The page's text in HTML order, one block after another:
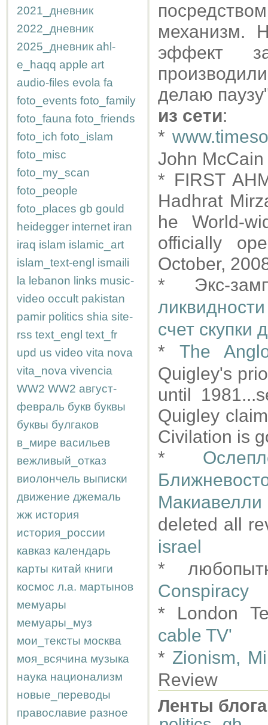
2021_дневник
2022_дневник
2025_дневник ahl-
e_haqq apple art
audio-files evola fa
foto_events foto_family
foto_fauna foto_friends
foto_ich foto_islam
foto_misc
foto_my_scan
foto_people
foto_places gb gould
heidegger internet iran
iraq islam islamic_art
islam_text-engl ismaili
la lebanon links music-
video occult pakistan
pamir politics shia site-
rss text_engl text_fr
upd us video vita nova
vita_nova vivencia
WW2 WW2 август-
февраль букв буквы
буквы булгаков
в_мире васильев
вежливый_отказ
виолончель выписки
движение джемаль
жж история
история_россии
кавказ календарь
карты китай книги
космос л.а. мартынов
мемуары
мемуары_муз
мои_тексты москва
моя_всячина музыка
наука национализм
новые_переводы
православие разное
механизм.
эффект
делаю
из сети:
*
John
* FIRST
Hadhrat
he World-
officially
October,
* Экс-
счет скупки
* The
Quigley's
until
Quigley
Civilation is
*
Макиавелли
deleted all
israel
*
Conspiracy
* London
cable TV'
* Zionism,
Review
Ленты